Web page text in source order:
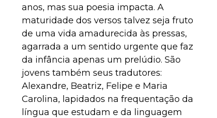
anos, mas sua poesia impacta. A
maturidade dos versos talvez seja fruto
de uma vida amadurecida às pressas,
agarrada a um sentido urgente que faz
da infância apenas um prelúdio. São
jovens também seus tradutores:
Alexandre, Beatriz, Felipe e Maria
Carolina, lapidados na frequentação da
língua que estudam e da linguagem